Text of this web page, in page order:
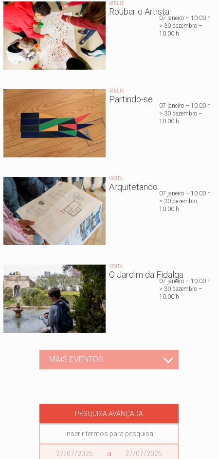
ATELIÊ
Roubar o Artista
07 janeiro – 10.00 h
> 30 dezembro –
10.00 h
ATELIÊ
Partindo-se
07 janeiro – 10.00 h
> 30 dezembro –
10.00 h
VISITA
Arquitetando
07 janeiro – 10.00 h
> 30 dezembro –
10.00 h
VISITA
O Jardim da Fidalga
07 janeiro – 10.00 h
> 30 dezembro –
10.00 h
MAIS EVENTOS
PESQUISA AVANÇADA
a
Data